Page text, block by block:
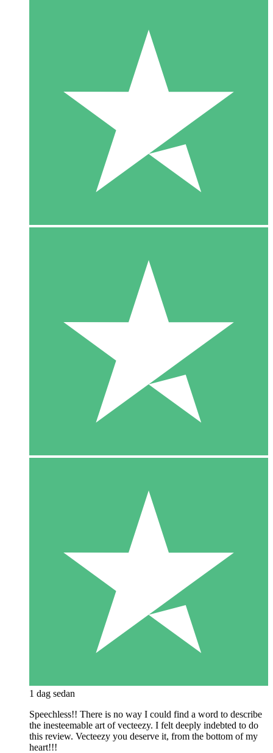
1 dag sedan
Speechless!! There is no way I could find a word to describe
the inesteemable art of vecteezy. I felt deeply indebted to do
this review. Vecteezy you deserve it, from the bottom of my
heart!!!